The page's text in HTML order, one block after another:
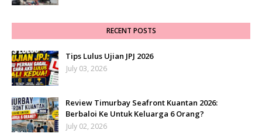
RECENT POSTS
Tips Lulus Ujian JPJ 2026
July 03, 2026
Review Timurbay Seafront Kuantan 2026:
Berbaloi Ke Untuk Keluarga 6 Orang?
July 02, 2026